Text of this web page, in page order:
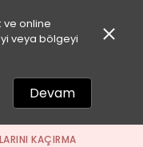
ve online
veya bölgeyi
Devam
KAÇIRMA